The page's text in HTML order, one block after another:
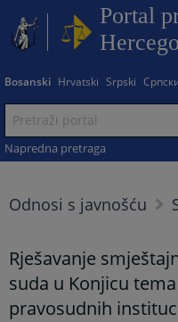
Portal
Bosanski Hrvatski Srpski
Napredna pretraga
Odnosi s javnošću
Rješavanje
suda u Konjicu
pravosudnih